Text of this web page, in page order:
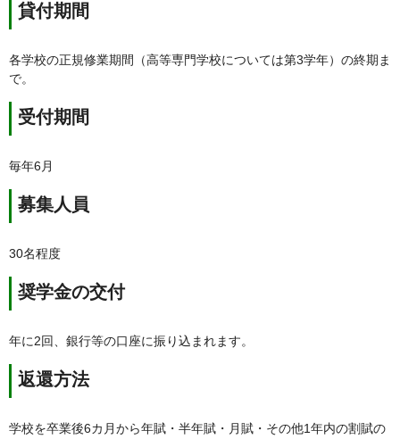
貸付期間
各学校の正規修業期間（高等専門学校については第3学年）の終期ま
で。
受付期間
毎年6月
募集人員
30名程度
奨学金の交付
年に2回、銀行等の口座に振り込まれます。
返還方法
学校を卒業後6カ月から年賦・半年賦・月賦・その他1年内の割賦の